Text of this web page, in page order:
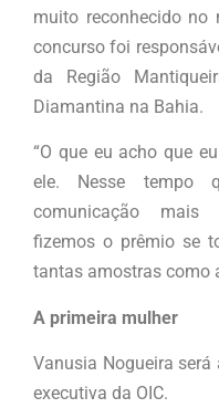
muito reconhecido no
concurso foi
da Região
Diamantina na Bahia.
“O que eu acho que
ele. Nesse tempo
comunicação mais
fizemos o prêmio se
tantas amostras como
A primeira mulher
Vanusia Nogueira
executiva da OIC.